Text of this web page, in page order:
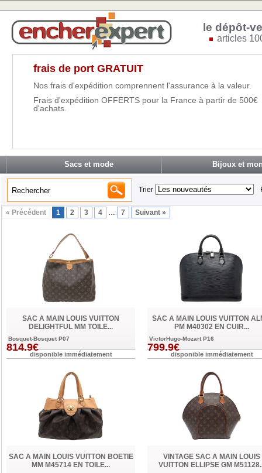
le dépôt-
articles
frais de port GRATUIT
Nos frais d'expédition comprennent l'assurance à la valeur.
Frais d'expédition OFFERTS pour la France à partir de 500€
d'achats.
Sacs et mode Bijoux et
Trier
« Précédent 1 2 3 4 … 7 Suivant »
SAC A MAIN LOUIS VUITTON
DELIGHTFUL MM TOILE...
Bosquet-Bosquet P07
814.9€
disponible immédiatement
SAC A MAIN LOUIS VUITTON
PM M40302 EN CUIR...
VictorHugo-Mozart P16
799.9€
disponible immédiatement
SAC A MAIN LOUIS VUITTON BOETIE
MM M45714 EN TOILE...
VINTAGE SAC A MAIN LOUIS
VUITTON ELLIPSE GM